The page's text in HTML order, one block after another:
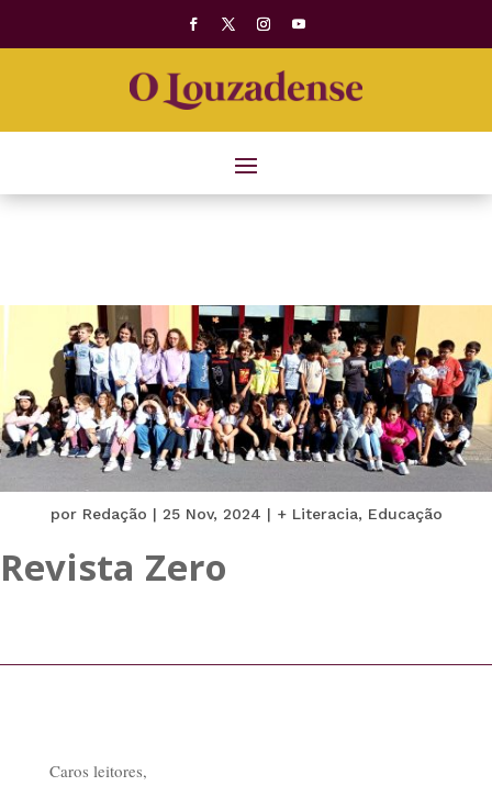
por Redação | 25 Nov, 2024 | + Literacia, Educação
Revista Zero
Caros leitores,